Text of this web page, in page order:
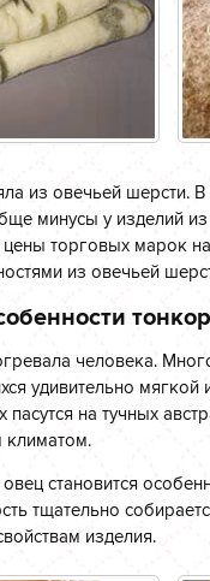
из овечьей шерсти.
минусы у изделий
торговых марок
из овечьей
человека.
удивительно
пасутся на тучных
климатом.
становится
тщательно
изделия.